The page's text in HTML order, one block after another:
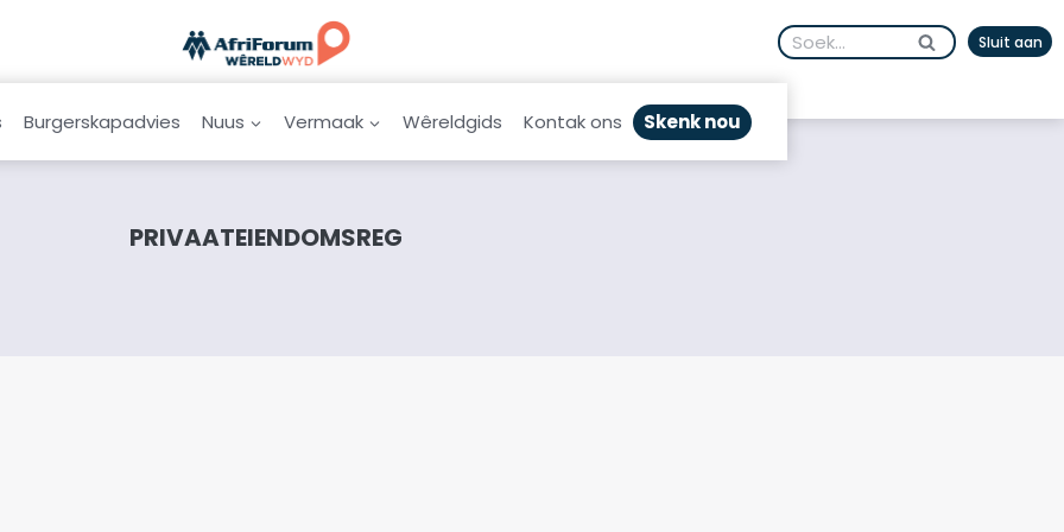
Search
for:
Sluit aan
Burgerskapadvies Nuus Vermaak Wêreldgids Kontak ons Skenk nou
PRIVAATEIENDOMSREG